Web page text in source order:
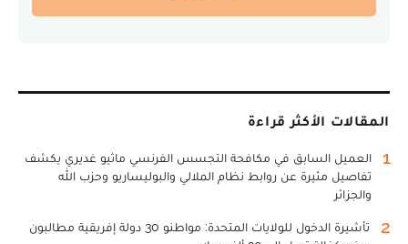
المقالات الأكثر قراءة
1
العميل السابق في مكافحة التجسس الفرنسي ماثيو غديري يكشف
تفاصيل مثيرة عن روابط نظام الملالي والبوليساريو وحزب الله
والجزائر
2
تأشيرة الدخول للولايات المتحدة: مواطنو 30 دولة إفريقية مطالبون